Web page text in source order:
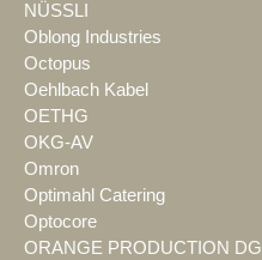
NÜSSLI
Oblong Industries
Octopus
Oehlbach Kabel
OETHG
OKG-AV
Omron
Optimahl Catering
Optocore
ORANGE PRODUCTION DG